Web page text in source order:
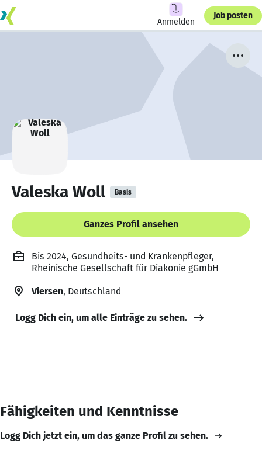
Anmelden
Job posten
Valeska Woll Basis
Ganzes Profil ansehen
Bis 2024, Gesundheits- und Krankenpfleger,
Rheinische Gesellschaft für Diakonie gGmbH
Viersen, Deutschland
Logg Dich ein, um alle Einträge zu sehen.
Fähigkeiten und Kenntnisse
Logg Dich jetzt ein, um das ganze Profil zu sehen.